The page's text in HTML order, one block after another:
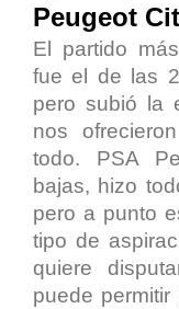
Peugeot
El partido
fue el de las
pero subió la
nos
todo. PSA
bajas, hizo
pero a punto
tipo de
quiere
puede